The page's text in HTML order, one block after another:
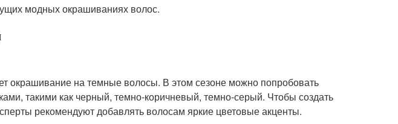
модных окрашиваниях волос.
окрашивание на темные волосы. В этом сезоне можно попробовать
такими как черный, темно-коричневый, темно-серый. Чтобы создать
рекомендуют добавлять волосам яркие цветовые акценты.